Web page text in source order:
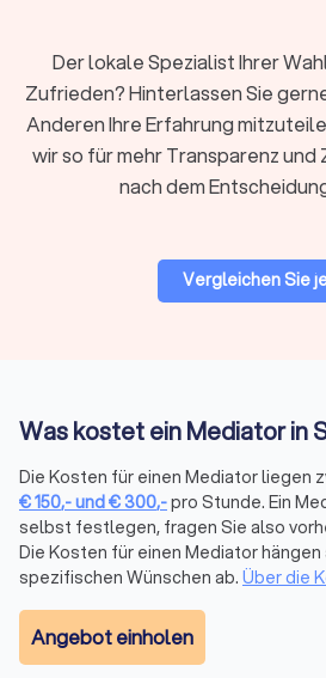
Vorteile der Mediation
Mediation bietet im Vergleich zu
Konfliktlösungsmethoden wie
Vielzahl von Vorteilen:
Freiwilligkeit: Die Teilnahme an
Entscheidung über die Köpfe
später gegen sie verwendet
kostengünstiger als ein
Prozess schneller abläuft und
fallen keine hohen Anwalts-
die Parteien können die Kosten
Voraus klären.
Schnelligkeit:Ein Mediationsprozess
innerhalb weniger Wochen
Gerichtsverfahren Monate oder
Der lokale Spezialist Ihrer
Zufrieden? Hinterlassen Sie
Anderen Ihre Erfahrung
wir so für mehr Transparenz
nach dem
Vergleichen Sie
Was kostet ein Mediator in
Die Kosten für einen Mediator liegen
€150,-und€300,-pro Stunde. Ein
selbst festlegen, fragen Sie also
Die Kosten für einen Mediator hängen
spezifischen Wünschen ab. Über die
Angebot einholen